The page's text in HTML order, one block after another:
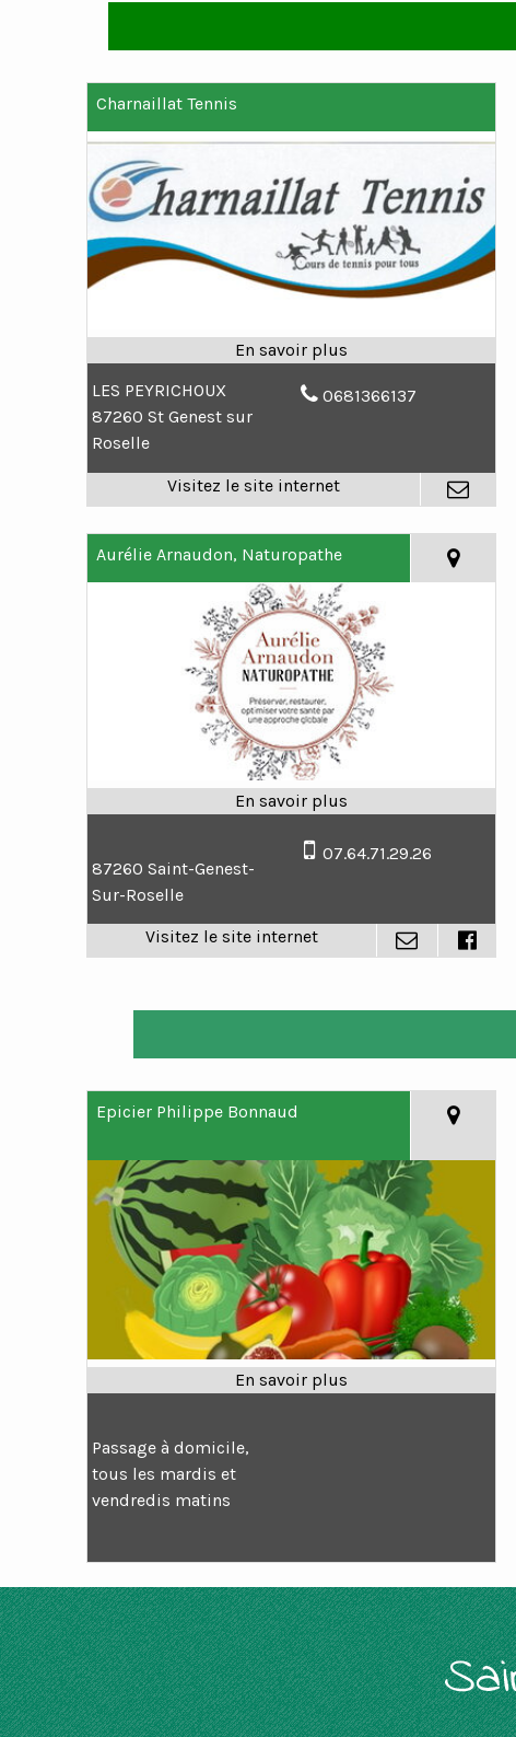
Charnaillat Tennis
LES PEYRICHOUX
87260 St Genest sur
Roselle
0681366137
Aurélie Arnaudon, Naturopathe
87260 Saint-Genest-
Sur-Roselle
07.64.71.29.26
Epicier Philippe Bonnaud
Passage à domicile,
tous les mardis et
vendredis matins